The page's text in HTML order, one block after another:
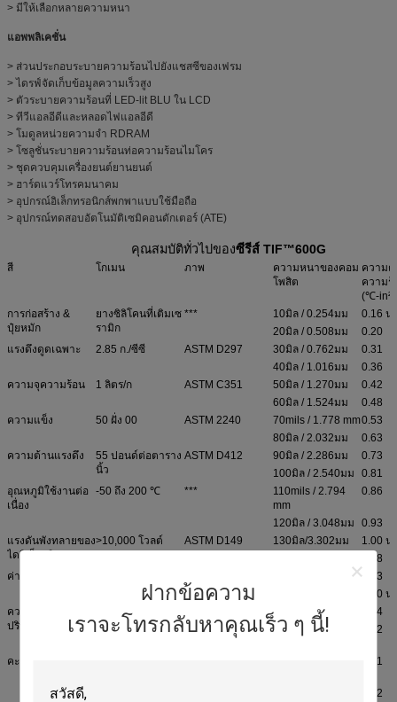
ฝากข้อความ
เราจะโทรกลับหาคุณเร็ว ๆ นี้!
> มีให้เลือกหลายความหนา
แอพพลิเคชั่น
> ส่วนประกอบระบายความร้อนไปยังแชสซีของเฟรม
> ไดรฟ์จัดเก็บข้อมูลความเร็วสูง
> ตัวระบายความร้อนที่ LED-lit BLU ใน LCD
> ทีวีแอลอีดีและหลอดไฟแอลอีดี
> โมดูลหน่วยความจำ RDRAM
> โซลูชั่นระบายความร้อนท่อความร้อนไมโคร
> ชุดควบคุมเครื่องยนต์ยานยนต์
> ฮาร์ดแวร์โทรคมนาคม
> อุปกรณ์อิเล็กทรอนิกส์พกพาแบบใช้มือถือ
> อุปกรณ์ทดสอบอัตโนมัติเซมิคอนดักเตอร์ (ATE)
คุณสมบัติทั่วไปของซีรีส์ TIF™600G
สี โกเมน ภาพ
ความหนาของคอม
โพสิต
ความ
ความร้
(℃-in²/
การก่อสร้าง &
ปุ๋ยหมัก
ยางซิลิโคนที่เติมเซ
รามิก
*** 10มิล / 0.254มม
0.16 น
20มิล / 0.508มม
0.20
แรงดึงดูดเฉพาะ
2.85 ก./ซีซี ASTM D297 30มิล / 0.762มม
0.31
40มิล / 1.016มม
0.36
ความจุความร้อน
1 ลิตร/ก ASTM C351 50มิล / 1.270มม
0.42
60มิล / 1.524มม
0.48
ความแข็ง
50 ฝั่ง 00 ASTM 2240 70mils / 1.778 mm0.53
80มิล / 2.032มม
0.63
ความต้านแรงดึง
55 ปอนด์ต่อตาราง
นิ้ว
ASTM D412 90มิล / 2.286มม
0.73
100มิล / 2.540มม
0.81
อุณหภูมิใช้งานต่อ
เนื่อง
-50 ถึง 200 ℃ ***
110mils / 2.794
mm
0.86
120มิล / 3.048มม
0.93
แรงดันพังทลายของ
ไดอิเล็กตริก
>10,000 โวลต์ ASTM D149 130มิล/3.302มม
1.00 น
1.08
ค่าคงที่ไดอิเล็กตริก
150มิล / 3.810มม
1.13
1.20 น
ความต้านทานของ
ปริมาตร
3.2X1012
โอห์มมิเตอร์
170มิล / 4.318มม
1.24
180mils / 4.572
1.32
คะแนนไฟ 1.41
1.52